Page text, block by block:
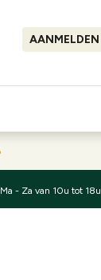
AANMELDEN
Ma - Za van 10u tot 18u